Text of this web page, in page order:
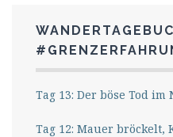
Tag 13: Der böse Tod
Tag 12: Mauer